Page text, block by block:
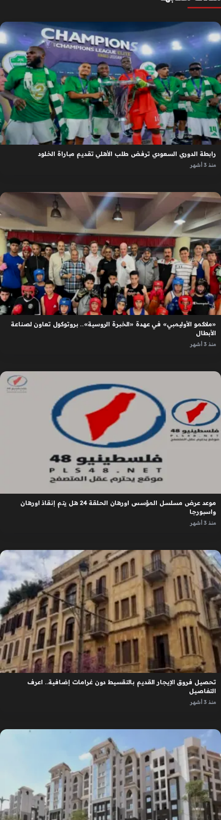
رابطة الدوري السعودي ترفض طلب الأهلي تقديم مباراة الخلود
منذ 3 أشهر
«ملاكمو الأوليمبي» في عهدة «الخبرة الروسية».. بروتوكول تعاون لصناعة
الأبطال
منذ 3 أشهر
موعد عرض مسلسل المؤسس اورهان الحلقة 24 هل يتم إنقاذ اورهان
واسبورجا
منذ 3 أشهر
تحصيل فروق الإيجار القديم بالتقسيط دون غرامات إضافية.. اعرف
التفاصيل
منذ 3 أشهر